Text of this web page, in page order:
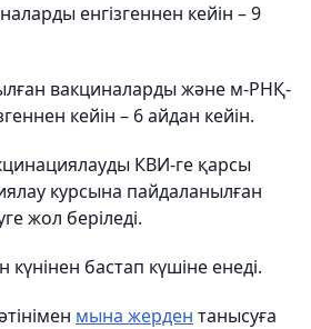
енгізгеннен кейін – 9
вакциналарды және м-РНҚ-
кейін – 6 айдан кейін.
КВИ-ге қарсы
курсына пайдаланылған
жол беріледі.
бастап күшіне енеді.
мына жерден танысуға